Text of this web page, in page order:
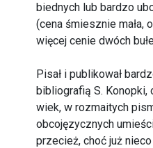
biednych lub bardzo
(cena śmiesznie mała,
więcej cenie dwóch
Pisał i publikował
bibliografią S. Konopki,
wiek, w rozmaitych
obcojęzycznych
przecież, choć już